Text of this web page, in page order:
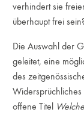
verhindert sie
überhaupt frei
Die Auswahl der
geleitet, eine
des
offene Titel